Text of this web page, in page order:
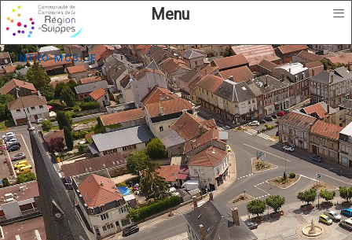
Menu ≡
intro mobile